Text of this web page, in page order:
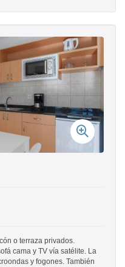
o terraza privados.
cama y TV vía satélite. La
y fogones. También